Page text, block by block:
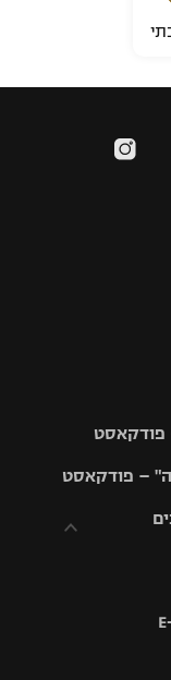
פודקאסט
– פודקאסט
פעילות